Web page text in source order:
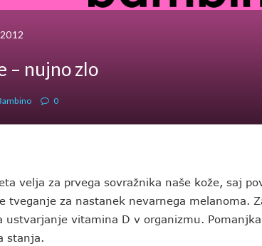
– nujno zlo
0
velja za prvega sovražnika naše kože, saj
tveganje za nastanek nevarnega melanoma.
ustvarjanje vitamina D v organizmu.
stanja.